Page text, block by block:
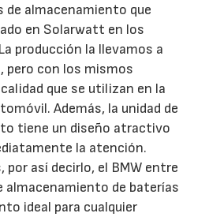
almacenamiento que
en Solarwatt en los
producción la llevamos a
pero con los mismos
que se utilizan en la
Además, la unidad de
tiene un diseño atractivo
la atención.
por así decirlo, el BMW entre
almacenamiento de baterías
ideal para cualquier